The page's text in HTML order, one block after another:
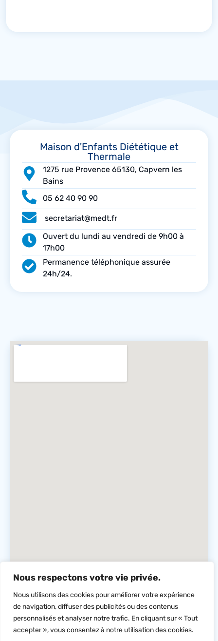
Nous respectons votre vie privée.
Nous utilisons des cookies pour améliorer votre expérience
de navigation, diffuser des publicités ou des contenus
personnalisés et analyser notre trafic. En cliquant sur « Tout
accepter », vous consentez à notre utilisation des cookies.
Maison d'Enfants Diététique et
Thermale
1275 rue Provence 65130, Capvern les
Bains
05 62 40 90 90
secretariat@medt.fr
Ouvert du lundi au vendredi de 9h00 à
17h00
Permanence téléphonique assurée
24h/24.